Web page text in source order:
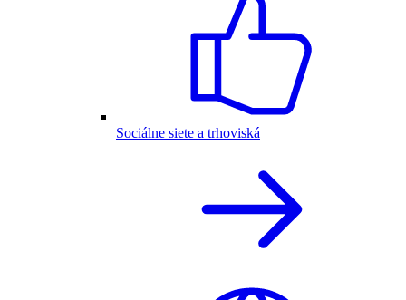
Sociálne siete a trhoviská